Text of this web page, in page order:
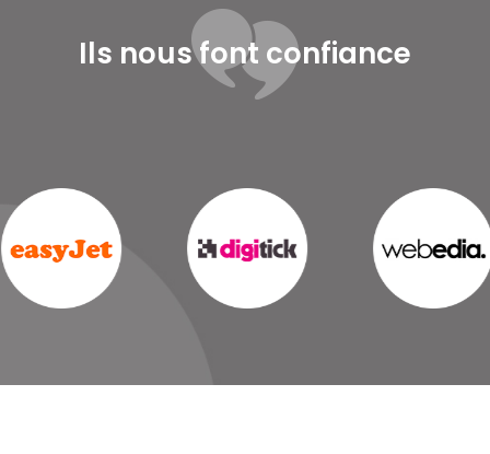
Ils nous font confiance